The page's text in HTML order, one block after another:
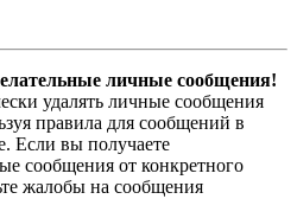
личные сообщения!
удалять личные сообщения
правила для сообщений в
Если вы получаете
сообщения от конкретного
жалобы на сообщения